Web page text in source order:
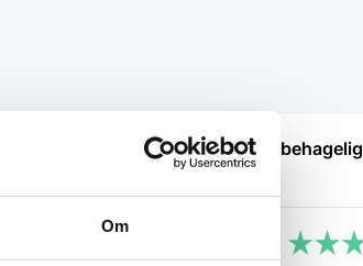
Om
“Det var en meget behagelig
samtale.”